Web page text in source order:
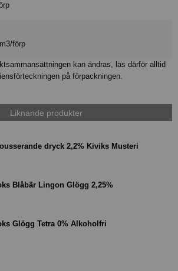
förp
kan ändras, läs därför alltid
på förpackningen.
Liknande produkter
dryck 2,2% Kiviks Musteri
Blåbär Lingon Glögg 2,25%
Glögg Tetra 0% Alkoholfri